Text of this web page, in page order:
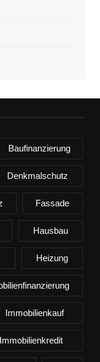
Baufinanzierung
Denkmalschutz
Fassade
Hausbau
Heizung
Immobilienkauf
Immobilienkredit